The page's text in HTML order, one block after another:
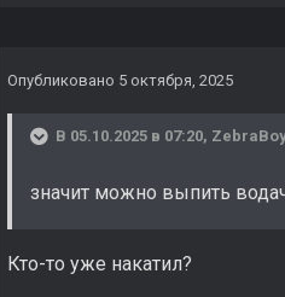
Опубликовано 5 октября, 2025
В 05.10.2025 в 07:20,
значит можно выпить
Кто-то уже накатил?